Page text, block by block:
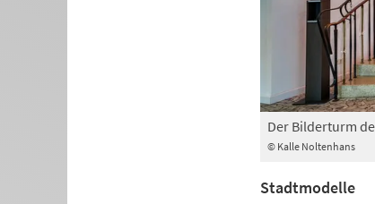
© Kalle Noltenhans
Der Bilderturm
Stadtmodelle